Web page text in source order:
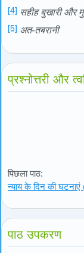
[4] सहीह बुखारी और
[5] अत-तबरानी
प्रश्नोत्तरी और
पिछला पाठ:
न्याय के दिन की
पाठ उपकरण